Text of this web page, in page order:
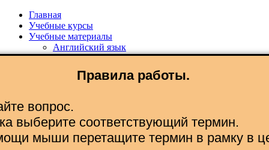
Главная
Учебные курсы
Учебные материалы
Английский язык
Информатика
Информационные технологии
Русский язык
История
Немецкий язык
Педагогика
Экономика
Правила работы.
вопрос.
выберите соответствующий термин.
мыши перетащите термин в рамку в